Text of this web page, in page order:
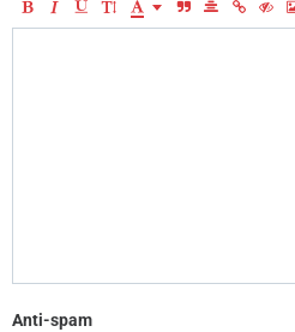
Anti-spam